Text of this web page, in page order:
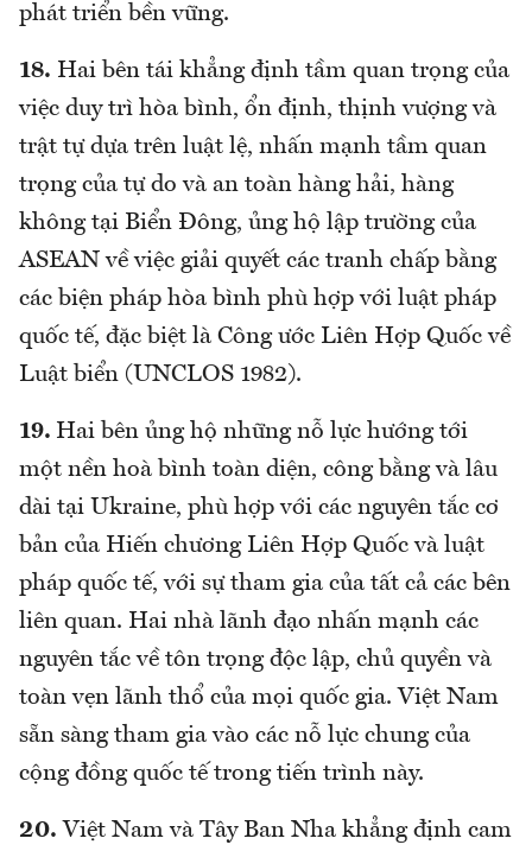
phát triển bền vững.
18. Hai bên tái khẳng định tầm quan trọng của
việc duy trì hòa bình, ổn định, thịnh vượng và
trật tự dựa trên luật lệ, nhấn mạnh tầm quan
trọng của tự do và an toàn hàng hải, hàng
không tại Biển Đông, ủng hộ lập trường của
ASEAN về việc giải quyết các tranh chấp bằng
các biện pháp hòa bình phù hợp với luật pháp
quốc tế, đặc biệt là Công ước Liên Hợp Quốc về
Luật biển (UNCLOS 1982).
19. Hai bên ủng hộ những nỗ lực hướng tới
một nền hoà bình toàn diện, công bằng và lâu
dài tại Ukraine, phù hợp với các nguyên tắc cơ
bản của Hiến chương Liên Hợp Quốc và luật
pháp quốc tế, với sự tham gia của tất cả các bên
liên quan. Hai nhà lãnh đạo nhấn mạnh các
nguyên tắc về tôn trọng độc lập, chủ quyền và
toàn vẹn lãnh thổ của mọi quốc gia. Việt Nam
sẵn sàng tham gia vào các nỗ lực chung của
cộng đồng quốc tế trong tiến trình này.
20. Việt Nam và Tây Ban Nha khẳng định cam